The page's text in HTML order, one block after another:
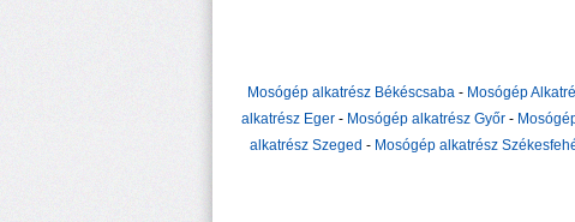
Mosógép alkatrész Békéscsaba - Mosógép
alkatrész Eger - Mosógép alkatrész Győr -
alkatrész Szeged - Mosógép alkatrész